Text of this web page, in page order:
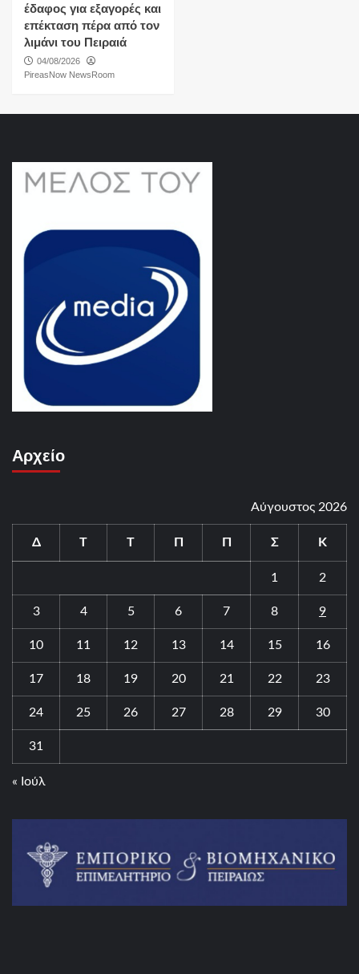
έδαφος για εξαγορές και
επέκταση πέρα από τον
λιμάνι του Πειραιά
04/08/2026
PireasNow NewsRoom
Αρχείο
Αύγουστος 2026
Δ Τ Τ Π Π Σ Κ
1 2
3 4 5 6 7 8 9
10 11 12 13 14 15 16
17 18 19 20 21 22 23
24 25 26 27 28 29 30
31
« Ιούλ